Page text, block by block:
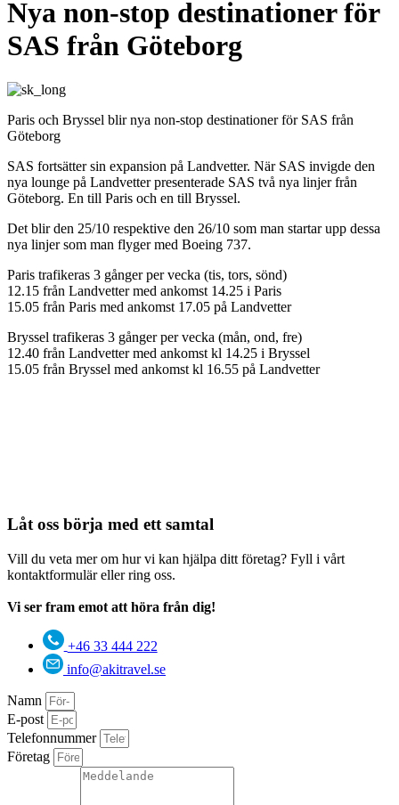
Nya non-stop destinationer för
SAS från Göteborg
Paris och Bryssel blir nya non-stop destinationer för SAS från
Göteborg
SAS fortsätter sin expansion på Landvetter. När SAS invigde den
nya lounge på Landvetter presenterade SAS två nya linjer från
Göteborg. En till Paris och en till Bryssel.
Det blir den 25/10 respektive den 26/10 som man startar upp dessa
nya linjer som man flyger med Boeing 737.
Paris trafikeras 3 gånger per vecka (tis, tors, sönd)
12.15 från Landvetter med ankomst 14.25 i Paris
15.05 från Paris med ankomst 17.05 på Landvetter
Bryssel trafikeras 3 gånger per vecka (mån, ond, fre)
12.40 från Landvetter med ankomst kl 14.25 i Bryssel
15.05 från Bryssel med ankomst kl 16.55 på Landvetter
Låt oss börja med ett samtal
Vill du veta mer om hur vi kan hjälpa ditt företag? Fyll i vårt
kontaktformulär eller ring oss.
Vi ser fram emot att höra från dig!
+46 33 444 222
info@akitravel.se
Namn
E-post
Telefonnummer
Företag